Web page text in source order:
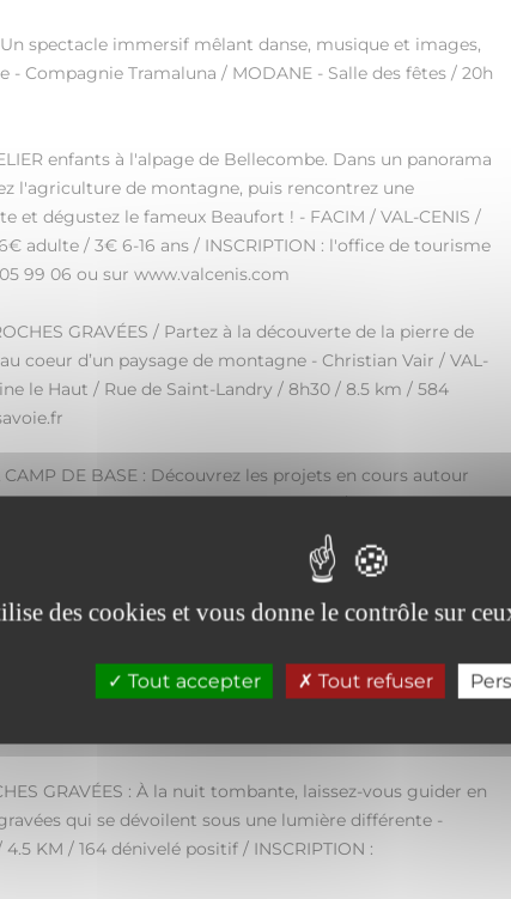
des cookies et vous donne le contrôle sur
Tout accepter Tout refuser
/ Un spectacle immersif mêlant danse, musique et images,
- Compagnie Tramaluna / MODANE - Salle des fêtes / 20h
enfants à l'alpage de Bellecombe. Dans un panorama
l'agriculture de montagne, puis rencontrez une
et dégustez le fameux Beaufort ! - FACIM / VAL-CENIS /
adulte / 3€ 6-16 ans / INSCRIPTION : l'office de tourisme
99 06 ou sur www.valcenis.com
GRAVÉES / Partez à la découverte de la pierre de
coeur d’un paysage de montagne - Christian Vair / VAL-
le Haut / Rue de Saint-Landry / 8h30 / 8.5 km / 584
CAMP DE BASE : Découvrez les projets en cours autour
révèlent aujourd’hui - Clément Mani / AUSSOIS - Salle
avec du patrimoine et du patrimoine avec du
/ VAL-CENIS / Lanslebourg / Salle des Sablons /
: Pastoralisme et art rupestre dans les Alpes - Emmanuel
/ 18h / Entrée libre
GRAVÉES : À la nuit tombante, laissez-vous guider en
qui se dévoilent sous une lumière différente -
KM / 164 dénivelé positif / INSCRIPTION :